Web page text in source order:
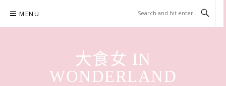
content
MENU
大食女 IN
WONDERLAND